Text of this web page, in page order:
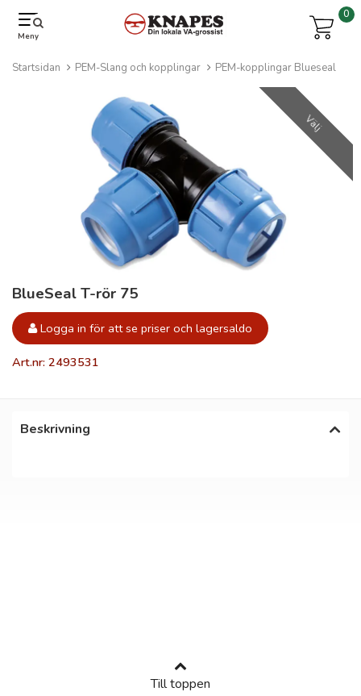
Meny
0
Startsidan PEM-Slang och kopplingar PEM-kopplingar Blueseal
Välj
BlueSeal T-rör 75
Logga in för att se priser och lagersaldo
Art.nr: 2493531
Beskrivning
Till toppen